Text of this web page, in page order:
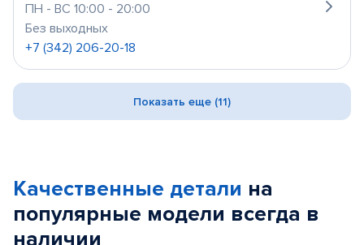
ПН - ВС 10:00 - 20:00
Без выходных
+7 (342) 206-20-18
Показать еще (11)
Качественные детали на
популярные модели всегда в
наличии